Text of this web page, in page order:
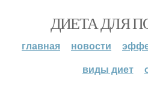
ДИЕТА ДЛЯ
главная новости
виды диет